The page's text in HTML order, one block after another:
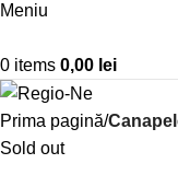
Meniu
0 items 0,00 lei
Prima pagină
Sold out